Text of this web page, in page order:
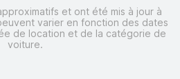
et ont été mis à jour à
varier en fonction des dates
de location et de la catégorie de
voiture.